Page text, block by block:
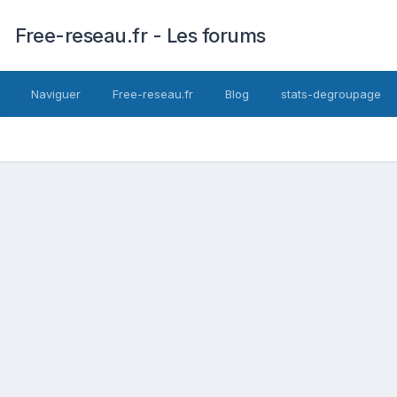
Free-reseau.fr - Les forums
Naviguer Free-reseau.fr Blog stats-degroupage